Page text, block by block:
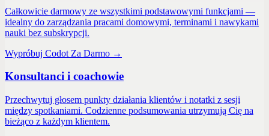
Całkowicie darmowy ze wszystkimi podstawowymi funkcjami —
idealny do zarządzania pracami domowymi, terminami i nawykami
nauki bez subskrypcji.
Wypróbuj Codot Za Darmo →
Konsultanci i coachowie
Przechwytuj głosem punkty działania klientów i notatki z sesji
między spotkaniami. Codzienne podsumowania utrzymują Cię na
bieżąco z każdym klientem.